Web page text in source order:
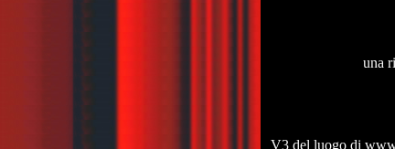
una
V3 del luogo di